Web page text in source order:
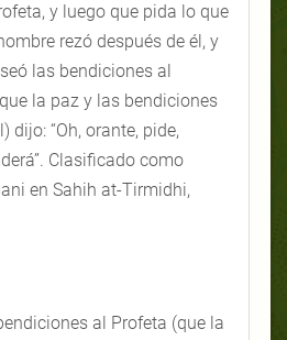
y luego que pida lo que
rezó después de él, y
las bendiciones al
la paz y las bendiciones
dijo: “Oh, orante, pide,
Clasificado como
en Sahih at-Tirmidhi,
al Profeta (que la